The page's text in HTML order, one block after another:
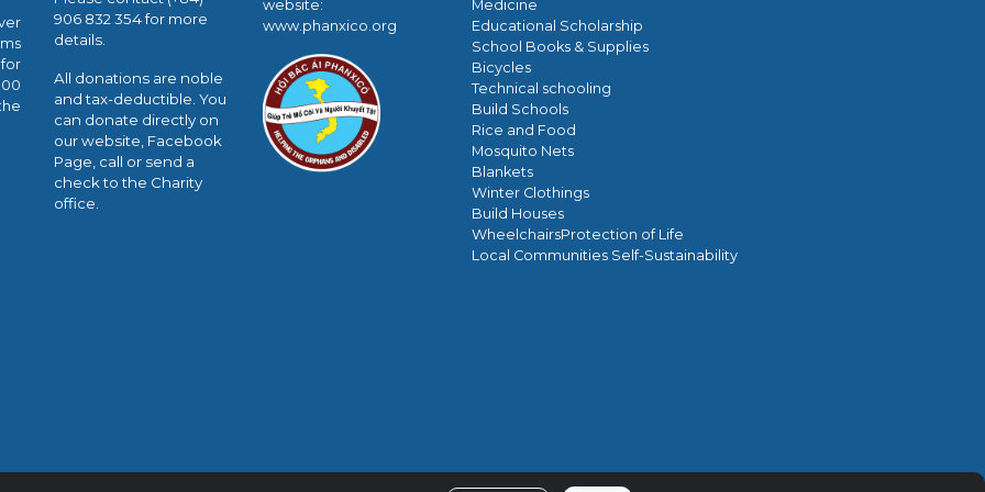
906 832 354 for more
details.
All donations are noble
and tax-deductible. You
can donate directly on
our website, Facebook
Page, call or send a
check to the Charity
office.
website:
www.phanxico.org
Medicine
Educational Scholarship
School Books & Supplies
Bicycles
Technical schooling
Build Schools
Rice and Food
Mosquito Nets
Blankets
Winter Clothings
Build Houses
WheelchairsProtection of Life
Local Communities Self-Sustainability